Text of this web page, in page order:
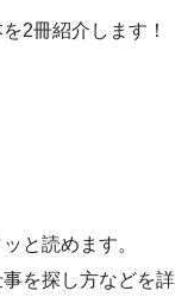
2冊紹介します！
と読めます。
を探し方などを詳